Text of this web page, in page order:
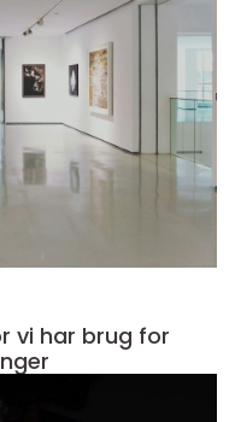
vi har brug for